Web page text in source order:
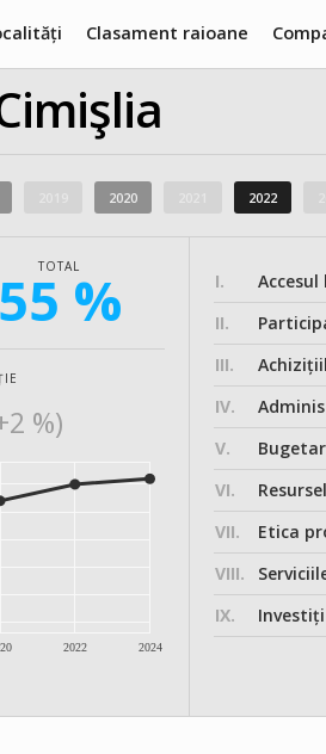
Clasament raioane
2020 2022
TOTAL
55 %
%)
2022 2024
I.
II.
III.
IV.
V.
VI.
VII.
Etica
VIII.
IX.
Investițiile,